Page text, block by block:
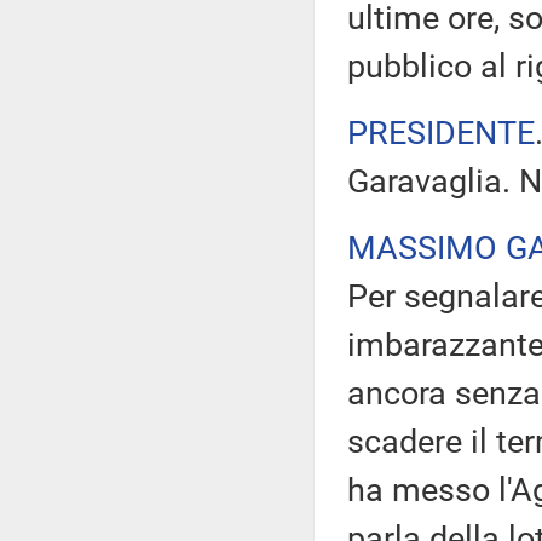
ultime ore,
pubblico al
PRESIDENTE
Garavaglia.
MASSIMO
Per
ancora
scadere il
ha messo